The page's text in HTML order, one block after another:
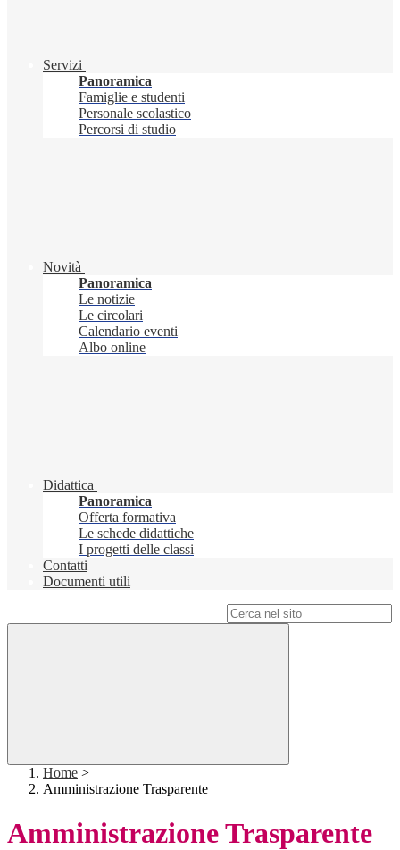
Servizi
Panoramica
Famiglie e studenti
Personale scolastico
Percorsi di studio
Novità
Panoramica
Le notizie
Le circolari
Calendario eventi
Albo online
Didattica
Panoramica
Offerta formativa
Le schede didattiche
I progetti delle classi
Contatti
Documenti utili
Home >
Amministrazione Trasparente
Amministrazione Trasparente